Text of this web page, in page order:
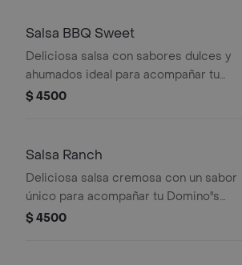
Salsa BBQ Sweet
Deliciosa salsa con sabores dulces y
ahumados ideal para acompañar tu
Domino's favorita.
$ 4500
Salsa Ranch
Deliciosa salsa cremosa con un sabor
único para acompañar tu Domino''s
favorita.
$ 4500